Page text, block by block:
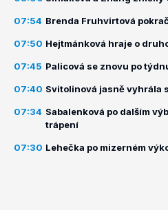
07:54 Brenda Fruhvirtová
07:50 Hejtmánková hraje o
07:45 Palicová se znovu po
07:40 Svitolinová jasně vyhrála
07:34 Sabalenková po dalším
trápení
07:30 Lehečka po mizerném